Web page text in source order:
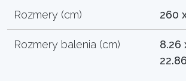
Rozmery (cm) 260
Rozmery balenia (cm)
8.26
22.86